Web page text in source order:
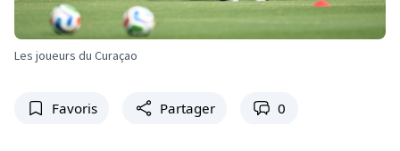
Les joueurs du Curaçao
Favoris Partager 0